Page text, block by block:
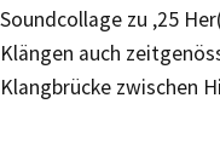
Soundcollage zu ‚25
Klängen auch
Klangbrücke zwischen